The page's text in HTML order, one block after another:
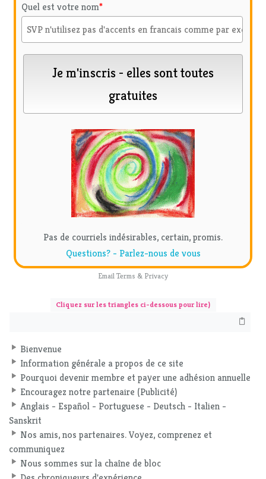
Quel est votre nom*
Pas de courriels indésirables, certain, promis.
Questions? - Parlez-nous de vous
EmailTerms & Privacy
Cliquez sur les triangles ci-dessous pour lire)
Bienvenue
Information générale a propos de ce site
Pourquoi devenir membre et payer une adhésion annuelle
Encouragez notre partenaire (Publicité)
Anglais - Español - Portuguese - Deutsch - Italien -
Sanskrit
Nos amis, nos partenaires. Voyez, comprenez et
communiquez
Nous sommes sur la chaîne de bloc